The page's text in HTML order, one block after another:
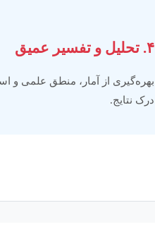
۴. تحلیل و تفسیر عمیق
بهره‌گیری از آمار، منطق علمی و
درک نتایج.